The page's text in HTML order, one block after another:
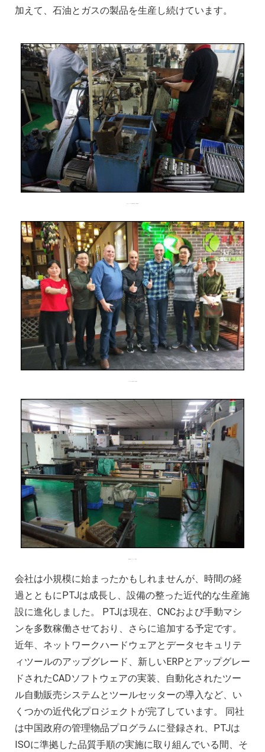
加えて、石油とガスの製品を生産し続けています。
会社は小規模に始まったかもしれませんが、時間の経
過とともにPTJは成長し、設備の整った近代的な生産施
設に進化しました。 PTJは現在、CNCおよび手動マシ
ンを多数稼働させており、さらに追加する予定です。
近年、ネットワークハードウェアとデータセキュリテ
ィツールのアップグレード、新しいERPとアップグレー
ドされたCADソフトウェアの実装、自動化されたツー
ル自動販売システムとツールセッターの導入など、い
くつかの近代化プロジェクトが完了しています。 同社
は中国政府の管理物品プログラムに登録され、PTJは
ISOに準拠した品質手順の実施に取り組んでいる間、そ